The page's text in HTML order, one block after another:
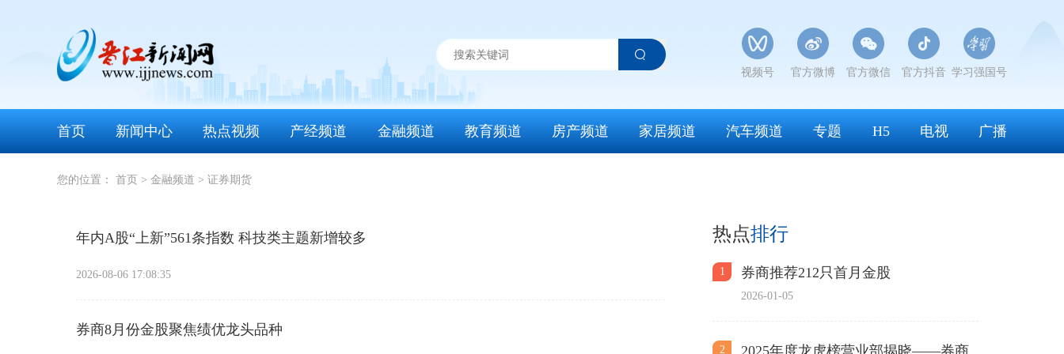
视频号 官方微博 官方微信 官方抖音 学习强国号
首页 新闻中心 热点视频 产经频道 金融频道 教育频道 房产频道 家居频道 汽车频道 专题 H5 电视 广播
您的位置： 首页 > 金融频道 > 证券期货
年内A股“上新”561条指数 科技类主题新增较多
2026-08-06 17:08:35
券商8月份金股聚焦绩优龙头品种
热点排行
1 券商推荐212只首月金股
2026-01-05
2 2025年度龙虎榜营业部揭晓——券商